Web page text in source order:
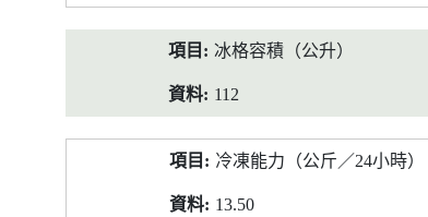
冰格容積（公升）
112
冷凍能力（公斤／24小時）
13.50